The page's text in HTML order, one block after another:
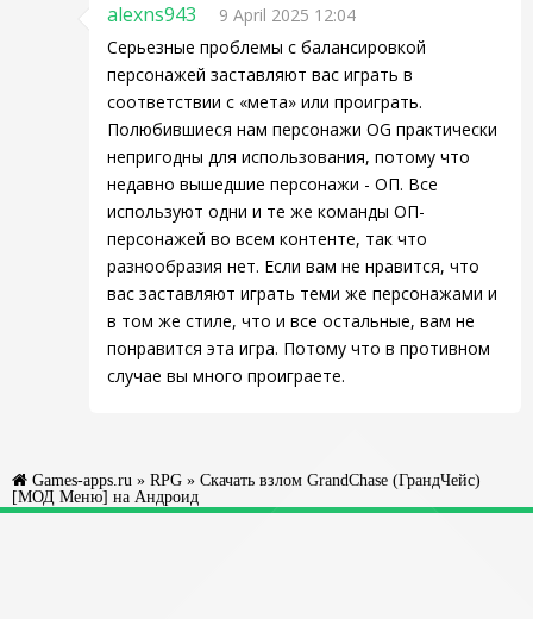
alexns943
9 April 2025 12:04
Серьезные проблемы с балансировкой
персонажей заставляют вас играть в
соответствии с «мета» или проиграть.
Полюбившиеся нам персонажи OG практически
непригодны для использования, потому что
недавно вышедшие персонажи - ОП. Все
используют одни и те же команды ОП-
персонажей во всем контенте, так что
разнообразия нет. Если вам не нравится, что
вас заставляют играть теми же персонажами и
в том же стиле, что и все остальные, вам не
понравится эта игра. Потому что в противном
случае вы много проиграете.
Games-apps.ru » RPG » Скачать взлом GrandChase (ГрандЧейс)
[МОД Меню] на Андроид